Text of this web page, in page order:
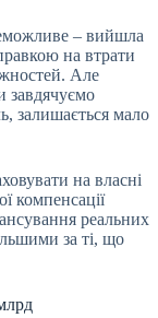
– вийшла
на втрати
Але
завдячуємо
залишається мало
на власні
компенсації
реальних
за ті, що